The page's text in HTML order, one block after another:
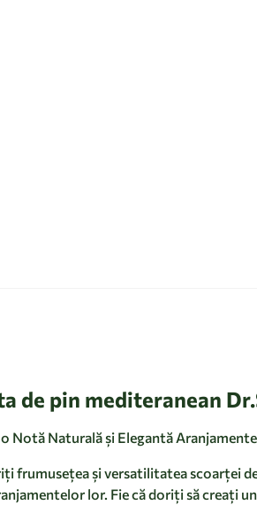
de pin mediteranean
Notă Naturală și Elegantă
frumusețea și versatilitatea scoarței
lor. Fie că doriți să creați